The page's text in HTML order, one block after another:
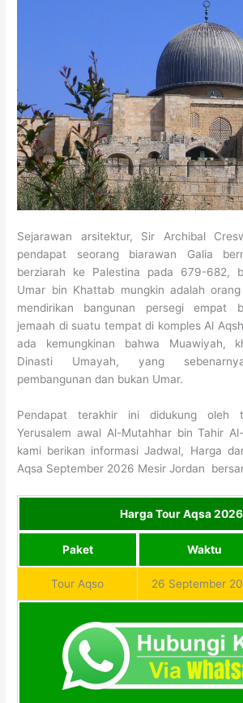
Sejarawan arsitektur, Sir Archibal
pendapat seorang biarawan Galia
berziarah ke Palestina pada 679-682,
Umar bin Khattab mungkin adalah
mendirikan bangunan persegi empat
jemaah di suatu tempat di komples Al
ada kemungkinan bahwa Muawiyah,
Dinasti Umayah, yang
pembangunan dan bukan Umar.
Pendapat terakhir ini didukung oleh
Yerusalem awal Al-Mutahhar bin Tahir
kami berikan informasi Jadwal, Harga
Aqsa September 2026 Mesir Jordan
Harga Tour Aqsa 2026
Paket Waktu
Tour Aqso 26 September